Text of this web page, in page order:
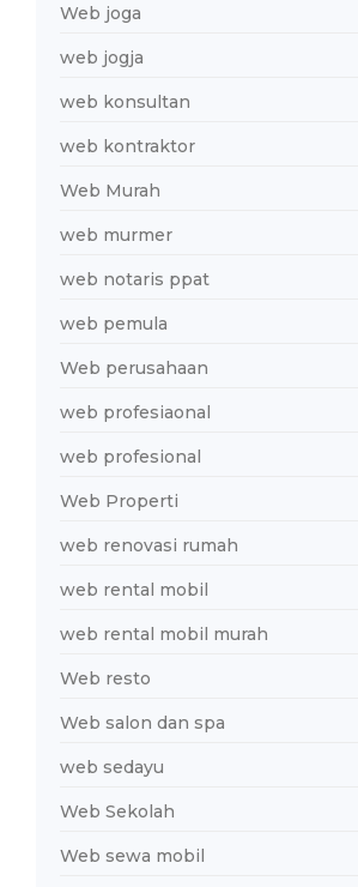
Web joga
web jogja
web konsultan
web kontraktor
Web Murah
web murmer
web notaris ppat
web pemula
Web perusahaan
web profesiaonal
web profesional
Web Properti
web renovasi rumah
web rental mobil
web rental mobil murah
Web resto
Web salon dan spa
web sedayu
Web Sekolah
Web sewa mobil